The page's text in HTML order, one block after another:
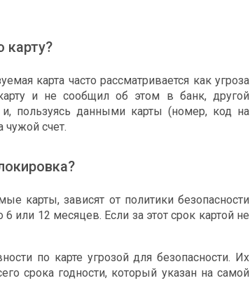
карту?
карта часто рассматривается как угроза
и не сообщил об этом в банк, другой
пользуясь данными карты (номер, код на
чужой счет.
карты, зависят от политики безопасности
или 12 месяцев. Если за этот срок картой не
по карте угрозой для безопасности. Их
срока годности, который указан на самой